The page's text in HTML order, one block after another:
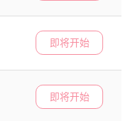
即将开始
即将开始